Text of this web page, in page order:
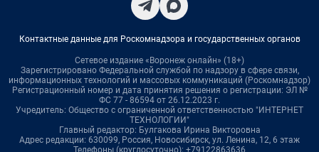
Контактные данные для Роскомнадзора и государственных органов
Сетевое издание «Воронеж онлайн» (18+)
Зарегистрировано Федеральной службой по надзору в сфере связи,
информационных технологий и массовых коммуникаций (Роскомнадзор)
Регистрационный номер и дата принятия решения о регистрации: ЭЛ №
ФС 77 - 86594 от 26.12.2023 г.
Учредитель: Общество с ограниченной ответственностью "ИНТЕРНЕТ
ТЕХНОЛОГИИ"
Главный редактор: Булгакова Ирина Викторовна
Адрес редакции: 630099, Россия, Новосибирск, ул. Ленина, 12, 6 этаж
Телефоны (круглосуточно): +79122863636